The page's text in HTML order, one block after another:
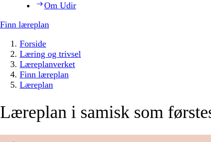
Om Udir
Finn læreplan
Forside
Læring og trivsel
Læreplanverket
Finn læreplan
Læreplan
Læreplan i samisk som